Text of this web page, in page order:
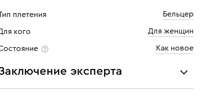
Сапфир
1 шт
Огранка Овал
плетения Бельцер
кого Для женщин
Как новое
эксперта
украшения проходят экспертизу подлинности и